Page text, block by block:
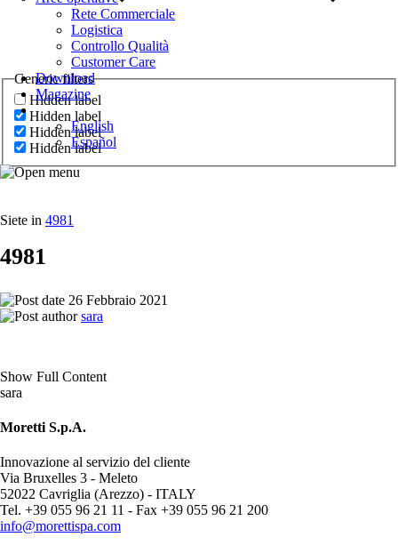
Generic filters
Hidden label
Hidden label
Hidden label
Hidden label
Rete Commerciale
Logistica
Controllo Qualità
Customer Care
Download
Magazine
English
Español
Siete in 4981
4981
26 Febbraio 2021
sara
Show Full Content
sara
Moretti S.p.A.
Innovazione al servizio del cliente
Via Bruxelles 3 - Meleto
52022 Cavriglia (Arezzo) - ITALY
Tel. +39 055 96 21 11 - Fax +39 055 96 21 200
info@morettispa.com